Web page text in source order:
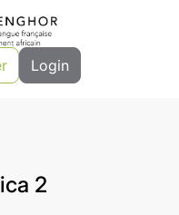
Login
2